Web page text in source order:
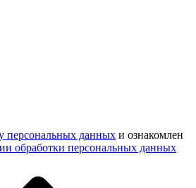
персональных данных и ознакомлен
обработки персональных данных